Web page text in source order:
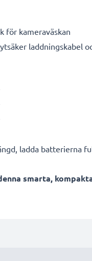
för kameraväskan
laddningskabel
ladda batterierna
smarta,